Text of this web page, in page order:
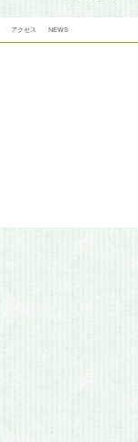
アクセス NEWS